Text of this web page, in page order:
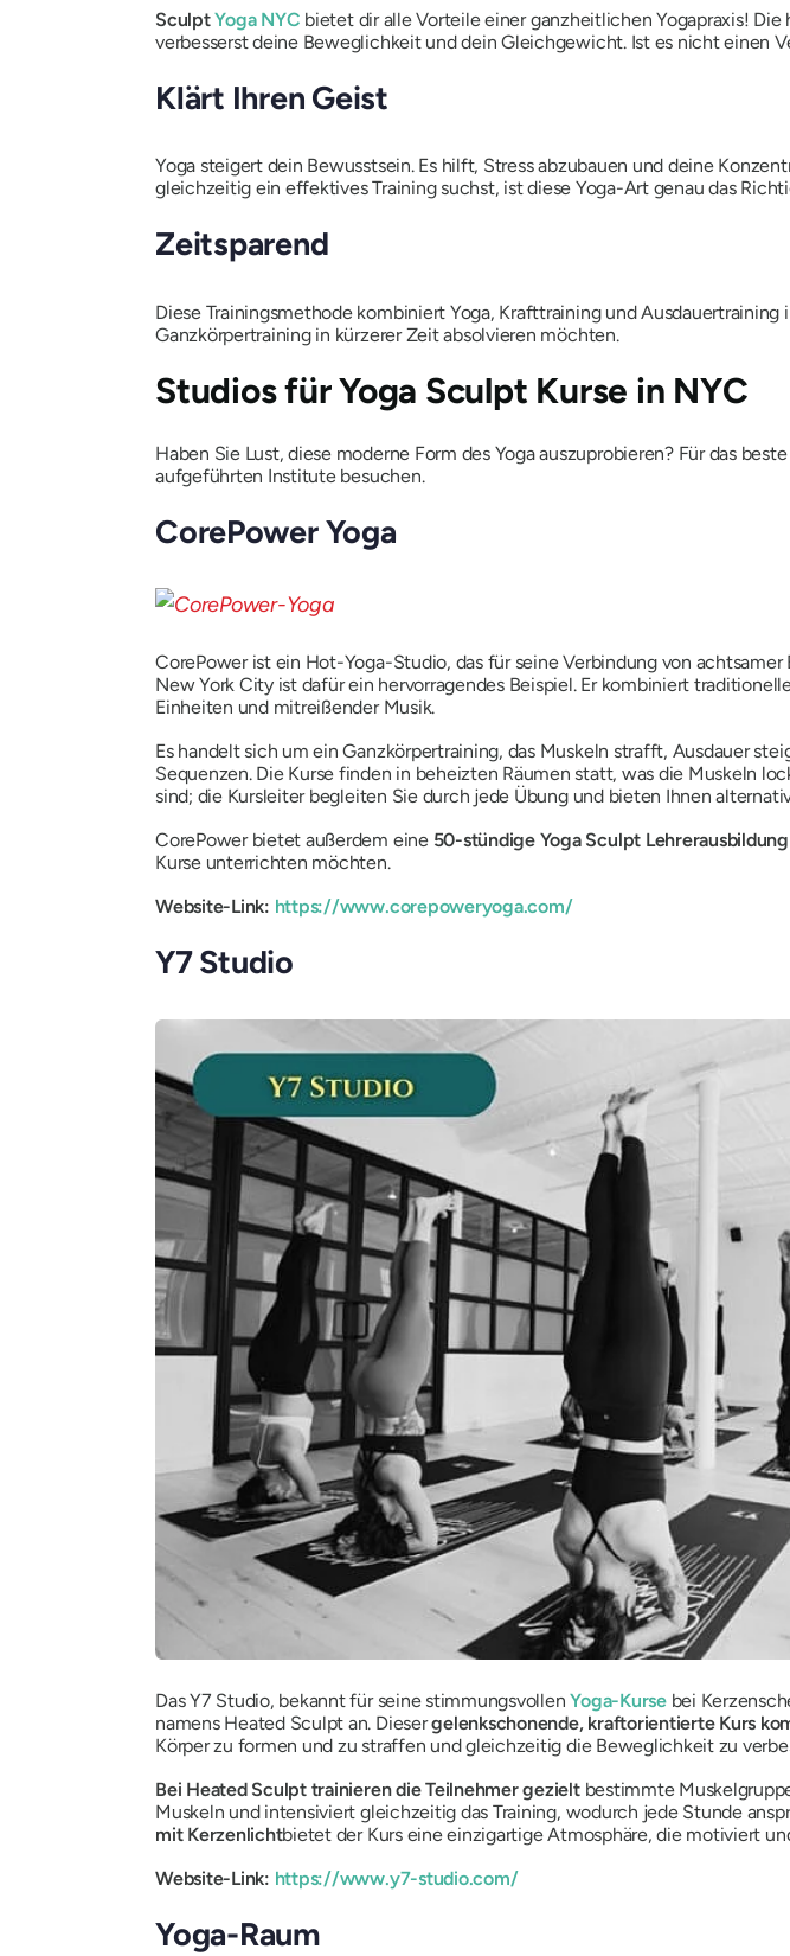
SculptYoga NYC bietet dir alle Vorteile einer ganzheitlichen Yogapraxis! Die
verbesserst deine Beweglichkeit und dein Gleichgewicht. Ist es nicht einen
Klärt Ihren Geist
Yoga steigert dein Bewusstsein. Es hilft, Stress abzubauen und deine
gleichzeitig ein effektives Training suchst, ist diese Yoga-Art genau das
Zeitsparend
Diese Trainingsmethode kombiniert Yoga, Krafttraining und
Ganzkörpertraining in kürzerer Zeit absolvieren möchten.
Studios für Yoga Sculpt Kurse in NYC
Haben Sie Lust, diese moderne Form des Yoga auszuprobieren? Für das
aufgeführten Institute besuchen.
CorePower Yoga
CorePower ist ein Hot-Yoga-Studio, das für seine Verbindung von
New York City ist dafür ein hervorragendes Beispiel. Er kombiniert
Einheiten und mitreißender Musik.
Es handelt sich um ein Ganzkörpertraining, das Muskeln strafft, Ausdauer
Sequenzen. Die Kurse finden in beheizten Räumen statt, was die Muskeln
sind; die Kursleiter begleiten Sie durch jede Übung und bieten Ihnen
CorePower bietet außerdem eine 50-stündige Yoga Sculpt Lehrerausbildung
Kurse unterrichten möchten.
Website-Link: https://www.corepoweryoga.com/
Y7 Studio
Das Y7 Studio, bekannt für seine stimmungsvollenYoga-Kursebei
namens Heated Sculpt an. Diesergelenkschonende, kraftorientierte Kurs
Körper zu formen und zu straffen und gleichzeitig die Beweglichkeit zu
Bei Heated Sculpt trainieren die Teilnehmer gezieltbestimmte
Muskeln und intensiviert gleichzeitig das Training, wodurch jede Stunde
mit Kerzenlichtbietet der Kurs eine einzigartige Atmosphäre, die motiviert
Website-Link: https://www.y7-studio.com/
Yoga-Raum